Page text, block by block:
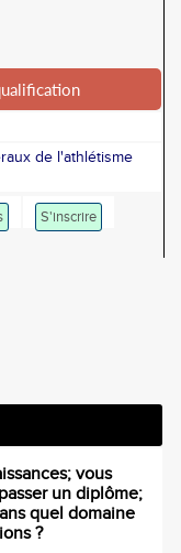
de l'athlétisme
S'inscrire
vous
un diplôme;
quel domaine
?